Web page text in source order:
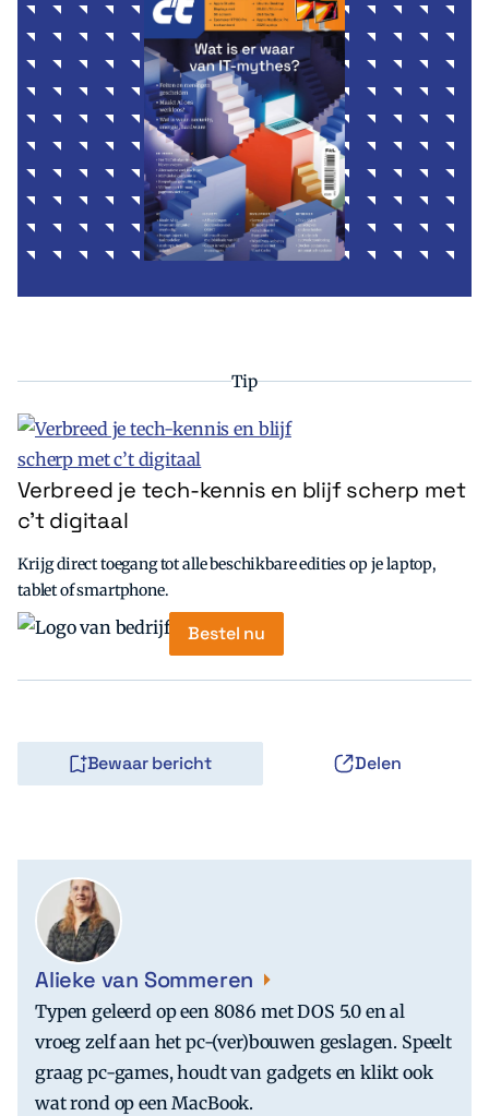
Tip
Verbreed je tech-kennis en blijf scherp met
c’t digitaal
Krijg direct toegang tot alle beschikbare edities op je laptop,
tablet of smartphone.
Bestel nu
Bewaar bericht Delen
Alieke van Sommeren
Typen geleerd op een 8086 met DOS 5.0 en al
vroeg zelf aan het pc-(ver)bouwen geslagen. Speelt
graag pc-games, houdt van gadgets en klikt ook
wat rond op een MacBook.